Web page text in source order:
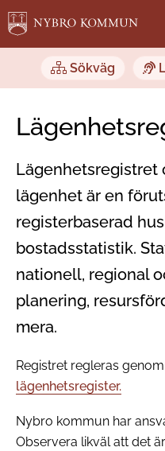
Sökväg
Lägenhetsregistret
lägenhet är en
registerbaserad
bostadsstatistik.
nationell, regional
planering,
mera.
Registret regleras genom
lägenhetsregister.
Nybro kommun har
Observera likväl att det